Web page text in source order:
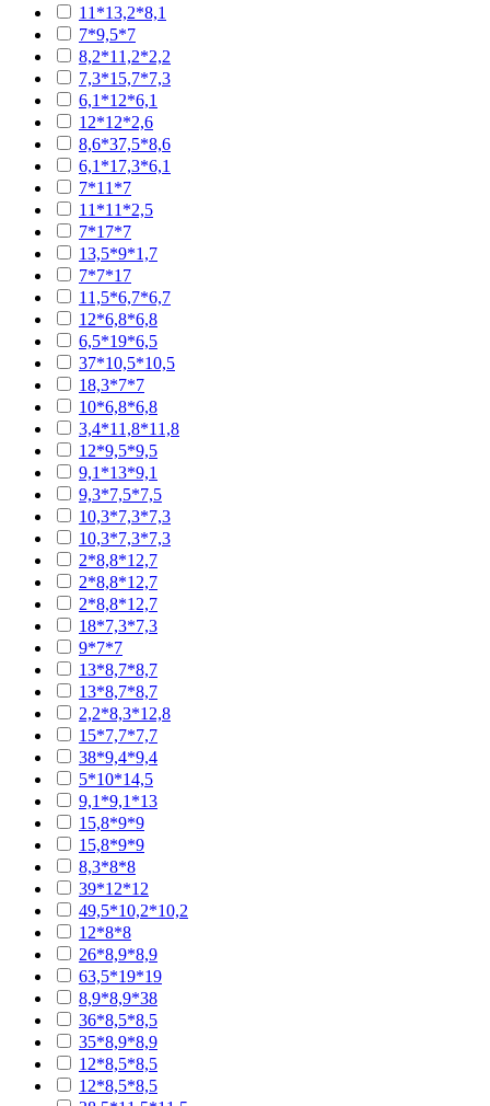
11*13,2*8,1
7*9,5*7
8,2*11,2*2,2
7,3*15,7*7,3
6,1*12*6,1
12*12*2,6
8,6*37,5*8,6
6,1*17,3*6,1
7*11*7
11*11*2,5
7*17*7
13,5*9*1,7
7*7*17
11,5*6,7*6,7
12*6,8*6,8
6,5*19*6,5
37*10,5*10,5
18,3*7*7
10*6,8*6,8
3,4*11,8*11,8
12*9,5*9,5
9,1*13*9,1
9,3*7,5*7,5
10,3*7,3*7,3
10,3*7,3*7,3
2*8,8*12,7
2*8,8*12,7
2*8,8*12,7
18*7,3*7,3
9*7*7
13*8,7*8,7
13*8,7*8,7
2,2*8,3*12,8
15*7,7*7,7
38*9,4*9,4
5*10*14,5
9,1*9,1*13
15,8*9*9
15,8*9*9
8,3*8*8
39*12*12
49,5*10,2*10,2
12*8*8
26*8,9*8,9
63,5*19*19
8,9*8,9*38
36*8,5*8,5
35*8,9*8,9
12*8,5*8,5
12*8,5*8,5